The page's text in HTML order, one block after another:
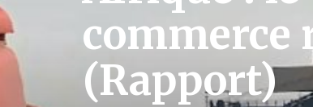
commerce
(Rapport)